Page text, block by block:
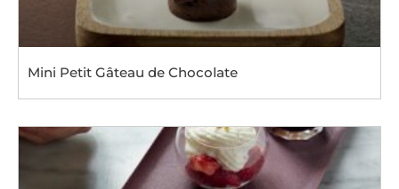
Mini Petit Gâteau de Chocolate